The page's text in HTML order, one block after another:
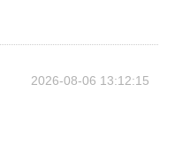
2026-08-06 13:12:15